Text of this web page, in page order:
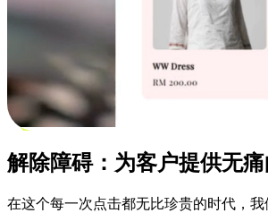
解除障碍：为客户提供无
在这个每一次点击都无比珍贵的时代，